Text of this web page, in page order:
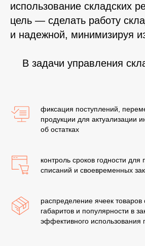
использование складских
цель — сделать работу
и надежной, минимизируя
В задачи управления
фиксация поступлений,
продукции для актуализации
об остатках
контроль сроков годности
списаний и своевременных
распределение ячеек товаров
габаритов и популярности в
эффективного использования